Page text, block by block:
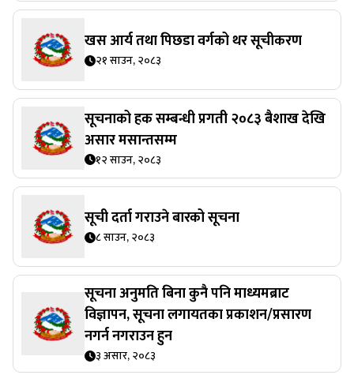
खस आर्य तथा पिछडा वर्गको थर सूचीकरण
२१ साउन, २०८३
सूचनाको हक सम्बन्धी प्रगती २०८३ बैशाख देखि
असार मसान्तसम्म
१२ साउन, २०८३
सूची दर्ता गराउने बारको सूचना
८ साउन, २०८३
सूचना अनुमति बिना कुनै पनि माध्यमब्राट
विज्ञापन, सूचना लगायतका प्रकाशन/प्रसारण
नगर्न नगराउन हुन
३ असार, २०८३